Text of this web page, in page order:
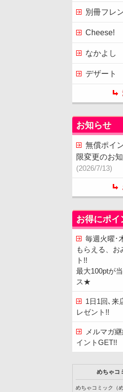
別冊フレ
Cheese!
なかよし
デザート
お知らせ
無償ポイ
限変更のお
(2026/7/13)
お得にポイ
毎週火曜･
もらえる、お
ト!!
最大100ptが
ス★
1日1回､来
レゼント!!
メルマガ
イントGET!!
めちゃコ
めちゃコミック（